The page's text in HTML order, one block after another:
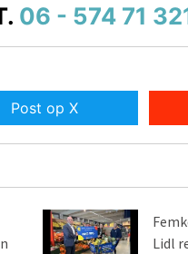
06 - 574 71
Post op X
Lidl